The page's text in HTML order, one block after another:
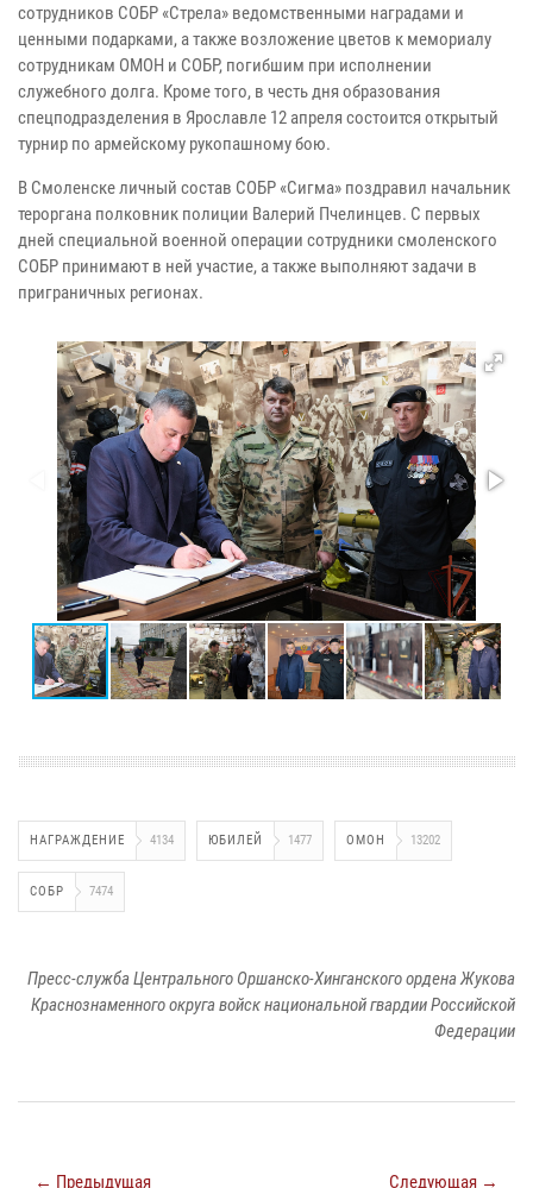
сотрудников СОБР «Стрела» ведомственными наградами и
ценными подарками, а также возложение цветов к мемориалу
сотрудникам ОМОН и СОБР, погибшим при исполнении
служебного долга. Кроме того, в честь дня образования
спецподразделения в Ярославле 12 апреля состоится открытый
турнир по армейскому рукопашному бою.
В Смоленске личный состав СОБР «Сигма» поздравил начальник
тероргана полковник полиции Валерий Пчелинцев. С первых
дней специальной военной операции сотрудники смоленского
СОБР принимают в ней участие, а также выполняют задачи в
приграничных регионах.
НАГРАЖДЕНИЕ 4134 ЮБИЛЕЙ 1477 ОМОН 13202
СОБР 7474
Пресс-служба Центрального Оршанско-Хинганского ордена Жукова
Краснознаменного округа войск национальной гвардии Российской
Федерации
← Предыдущая Следующая →